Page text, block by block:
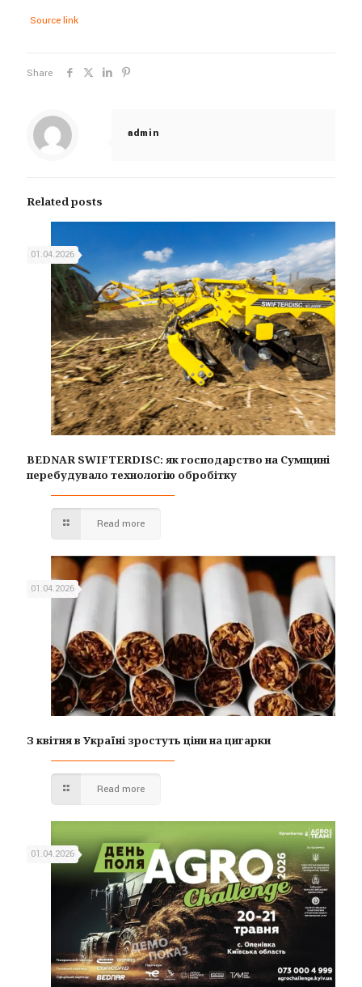
Source link
Share
admin
Related posts
01.04.2026
BEDNAR SWIFTERDISC: як господарство на Сумщині
перебудувало технологію обробітку
Read more
01.04.2026
З квітня в Україні зростуть ціни на цигарки
Read more
01.04.2026